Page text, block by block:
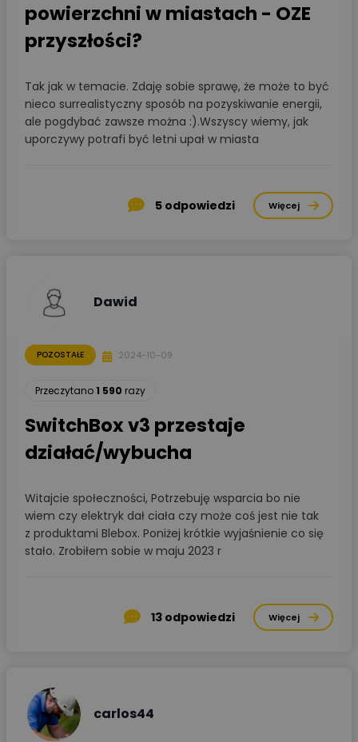
powierzchni w miastach - OZE
przyszłości?
Tak jak w temacie. Zdaję sobie sprawę, że może to być
nieco surrealistyczny sposób na pozyskiwanie energii,
ale pogdybać zawsze można :).Wszyscy wiemy, jak
uporczywy potrafi być letni upał w miasta
5 odpowiedzi Więcej
Dawid
POZOSTAŁE 2024-10-09
Przeczytano1 590 razy
SwitchBox v3 przestaje
działać/wybucha
Witajcie społeczności, Potrzebuję wsparcia bo nie
wiem czy elektryk dał ciała czy może coś jest nie tak
z produktami Blebox. Poniżej krótkie wyjaśnienie co się
stało. Zrobiłem sobie w maju 2023 r
13 odpowiedzi Więcej
carlos44